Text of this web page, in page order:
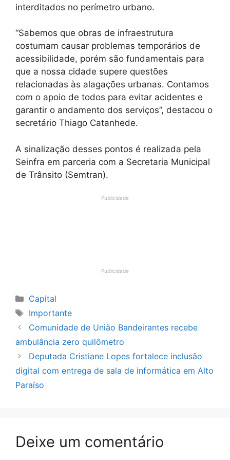
interditados no perímetro urbano.
“Sabemos que obras de infraestrutura
costumam causar problemas temporários de
acessibilidade, porém são fundamentais para
que a nossa cidade supere questões
relacionadas às alagações urbanas. Contamos
com o apoio de todos para evitar acidentes e
garantir o andamento dos serviços”, destacou o
secretário Thiago Catanhede.
A sinalização desses pontos é realizada pela
Seinfra em parceria com a Secretaria Municipal
de Trânsito (Semtran).
Publicidade
Publicidade
Categorias
Capital
Tags
Importante
Comunidade de União Bandeirantes recebe
ambulância zero quilômetro
Deputada Cristiane Lopes fortalece inclusão
digital com entrega de sala de informática em Alto
Paraíso
Deixe um comentário